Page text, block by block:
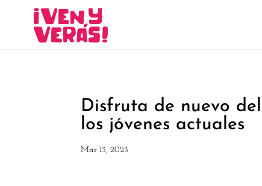
Disfruta de nuevo
los jóvenes actuales
Mar 13, 2023